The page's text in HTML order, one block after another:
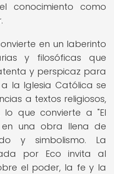
conocimiento como
en un laberinto
y filosóficas que
y perspicaz para
la Iglesia Católica se
a textos religiosos,
lo que convierte a "El
una obra llena de
y simbolismo. La
por Eco invita al
el poder, la fe y la